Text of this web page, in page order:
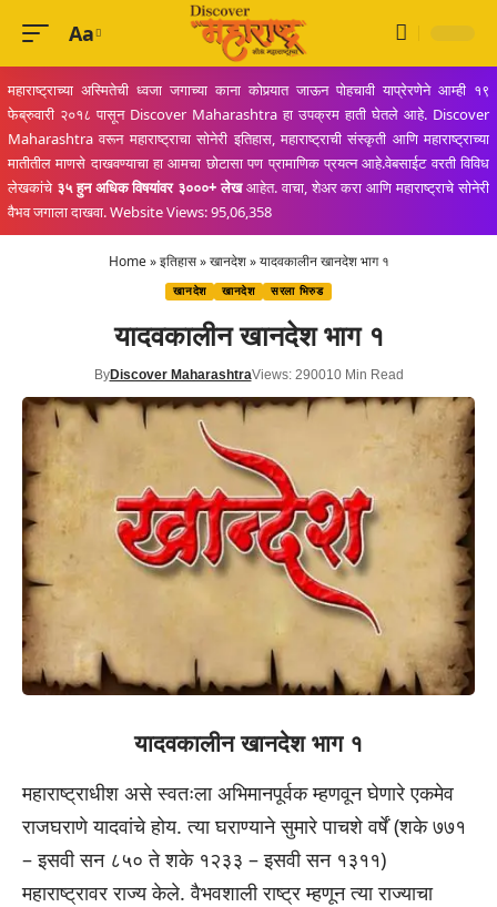
Font
Resizer
Aa
महाराष्ट्राच्या अस्मितेची ध्वजा जगाच्या काना कोपर्‍यात जाऊन पोहचावी याप्रेरणेने आम्ही १९
फेब्रुवारी २०१८ पासून Discover Maharashtra हा उपक्रम हाती घेतले आहे. Discover
Maharashtra वरून महाराष्ट्राचा सोनेरी इतिहास, महाराष्ट्राची संस्कृती आणि महाराष्ट्राच्या
मातीतील माणसे दाखवण्याचा हा आमचा छोटासा पण प्रामाणिक प्रयत्न आहे.वेबसाईट वरती विविध
लेखकांचे ३५ हुन अधिक विषयांवर ३०००+ लेखआहेत. वाचा, शेअर करा आणि महाराष्ट्राचे सोनेरी
वैभव जगाला दाखवा. Website Views: 95,06,358
Home»इतिहास»खानदेश»यादवकालीन खानदेश भाग १
खानदेश खानदेश सरला भिरुड
यादवकालीन खानदेश भाग १
ByDiscover MaharashtraViews: 290010 Min Read
यादवकालीन खानदेश भाग १
महाराष्ट्राधीश असे स्वतःला अभिमानपूर्वक म्हणवून घेणारे एकमेव
राजघराणे यादवांचे होय. त्या घराण्याने सुमारे पाचशे वर्षें (शके ७७१
– इसवी सन ८५० ते शके १२३३ – इसवी सन १३११)
महाराष्ट्रावर राज्य केले. वैभवशाली राष्ट्र म्हणून त्या राज्याचा